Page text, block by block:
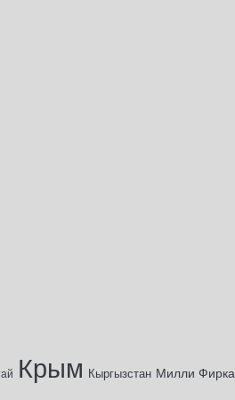
Крым Кыргызстан Милли Фирка